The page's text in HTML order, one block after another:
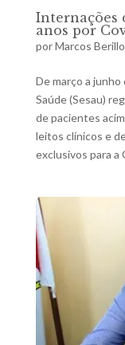
Internações
anos por
porMarcos Berillo
De março a
Saúde (Sesau)
de pacientes
leitos clínicos e
exclusivos para a